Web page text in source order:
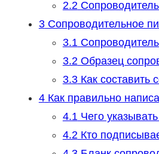
2.2
3Сопроводительное
3.1
3.2Образец
3.3Как составить
4Как правильно
4.1Чего
4.2Кто